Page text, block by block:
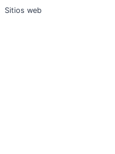
Sitios web